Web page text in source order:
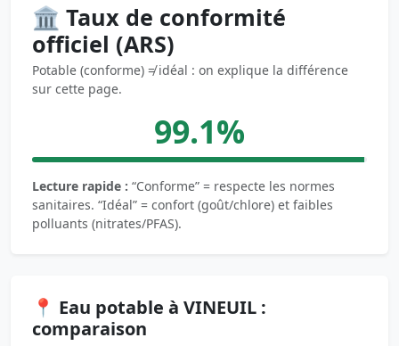
🏛️ Taux de conformité
officiel (ARS)
Potable (conforme) ≠ idéal : on explique la différence
sur cette page.
99.1%
Lecture rapide : “Conforme” = respecte les normes
sanitaires. “Idéal” = confort (goût/chlore) et faibles
polluants (nitrates/PFAS).
📍 Eau potable à VINEUIL :
comparaison